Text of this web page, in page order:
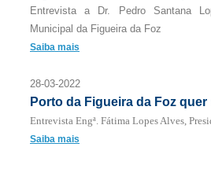
Entrevista a Dr. Pedro Santana
Municipal da Figueira da Foz
Saiba mais
28-03-2022
Porto da Figueira da Foz
Entrevista Engª. Fátima Lopes Alves,
Saiba mais